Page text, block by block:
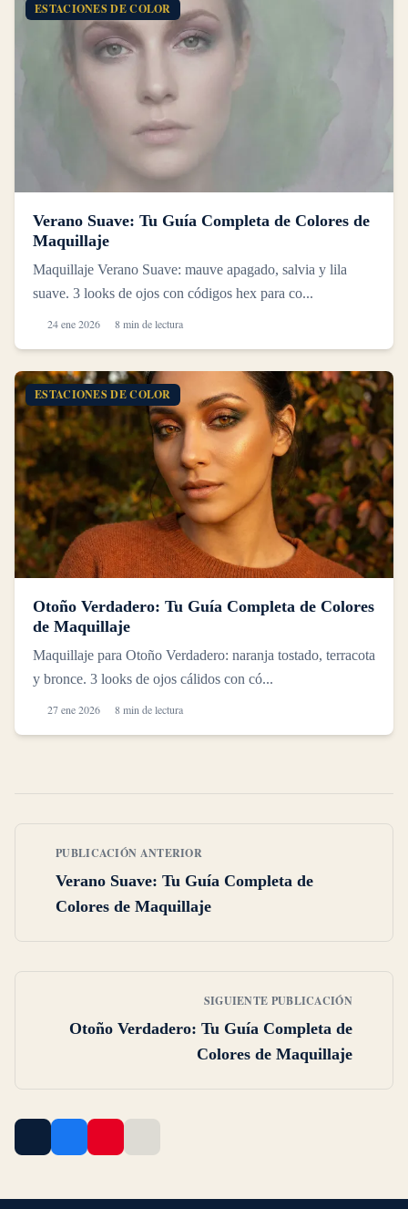
ESTACIONES DE COLOR
Verano Suave: Tu Guía Completa de Colores de
Maquillaje
Maquillaje Verano Suave: mauve apagado, salvia y lila
suave. 3 looks de ojos con códigos hex para co...
24 ene 2026 8 min de lectura
ESTACIONES DE COLOR
Otoño Verdadero: Tu Guía Completa de Colores
de Maquillaje
Maquillaje para Otoño Verdadero: naranja tostado, terracota
y bronce. 3 looks de ojos cálidos con có...
27 ene 2026 8 min de lectura
PUBLICACIÓN ANTERIOR
Verano Suave: Tu Guía Completa de
Colores de Maquillaje
SIGUIENTE PUBLICACIÓN
Otoño Verdadero: Tu Guía Completa de
Colores de Maquillaje